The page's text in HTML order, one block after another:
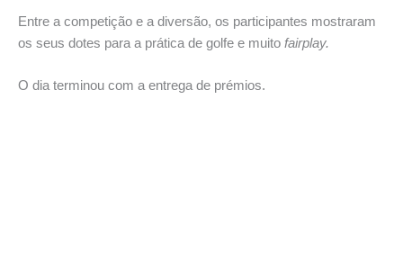
Entre a competição e a diversão, os participantes mostraram
os seus dotes para a prática de golfe e muito fairplay.
O dia terminou com a entrega de prémios.